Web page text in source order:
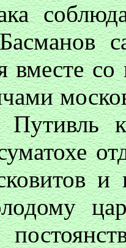
вместе